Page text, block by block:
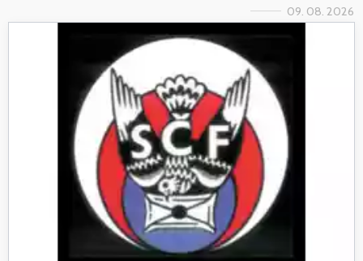
09. 08. 2026